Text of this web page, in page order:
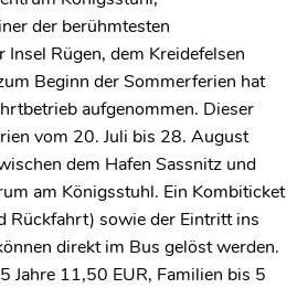
der berühmtesten
Rügen, dem Kreidefelsen
Beginn der Sommerferien hat
aufgenommen. Dieser
vom 20. Juli bis 28. August
dem Hafen Sassnitz und
am Königsstuhl. Ein Kombiticket
Rückfahrt) sowie der Eintritt ins
direkt im Bus gelöst werden.
Jahre 11,50 EUR, Familien bis 5